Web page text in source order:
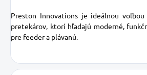
Preston Innovations je ideálnou
pretekárov, ktorí hľadajú moderné,
pre feeder a plávanú.